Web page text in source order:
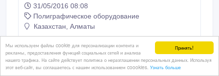
Принять!
Мы используем файлы cookie для персонализации контента и
рекламы, предоставления функций социальных сетей и анализа
нашего трафика. На сайте действует политика о неразглашении персональных данных. Используя
этот веб-сайт, вы соглашаетесь с нашим использованием coookies. Узнать больше
состоянии не требуют вложений, находится в г.
Алматы можно посмотреть в работе.
31/05/2016 08:08
Полиграфическое оборудование
Казахстан, Алматы